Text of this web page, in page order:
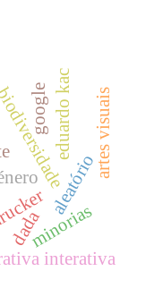
googleeduardo kac
aleatório
interativa
dada
artes visuais
minorias